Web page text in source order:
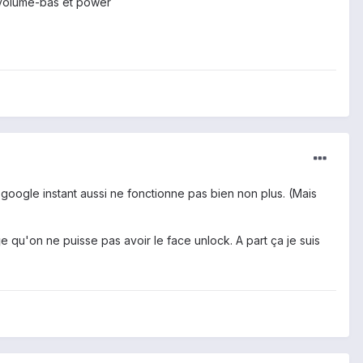
instant aussi ne fonctionne pas bien non plus. (Mais
qu'on ne puisse pas avoir le face unlock. A part ça je suis